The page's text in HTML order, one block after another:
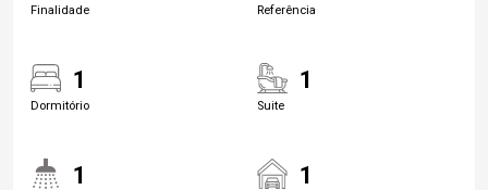
Finalidade Referência
1
Dormitório
1
Suite
1 1